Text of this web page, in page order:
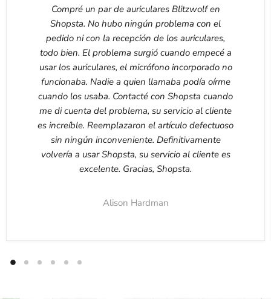
Compré un par de auriculares Blitzwolf en
Shopsta. No hubo ningún problema con el
pedido ni con la recepción de los auriculares,
todo bien. El problema surgió cuando empecé a
usar los auriculares, el micrófono incorporado no
funcionaba. Nadie a quien llamaba podía oírme
cuando los usaba. Contacté con Shopsta cuando
me di cuenta del problema, su servicio al cliente
es increíble. Reemplazaron el artículo defectuoso
sin ningún inconveniente. Definitivamente
volvería a usar Shopsta, su servicio al cliente es
excelente. Gracias, Shopsta.
Alison Hardman